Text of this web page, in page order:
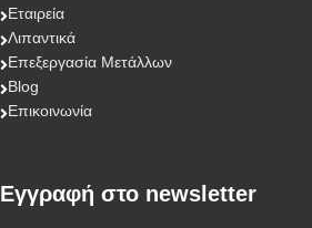
Εταιρεία
Λιπαντικά
Επεξεργασία Μετάλλων
Blog
Επικοινωνία
Eγγραφή στο newsletter